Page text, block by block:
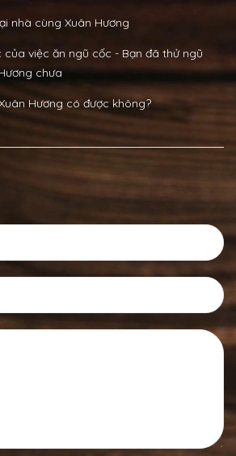
nhà cùng Xuân Hương
việc ăn ngũ cốc - Bạn đã thử ngũ
chưa
Hương có được không?